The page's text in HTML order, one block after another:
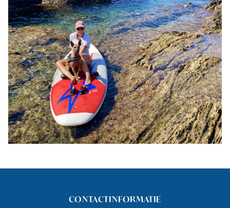
CONTACTINFORMATIE